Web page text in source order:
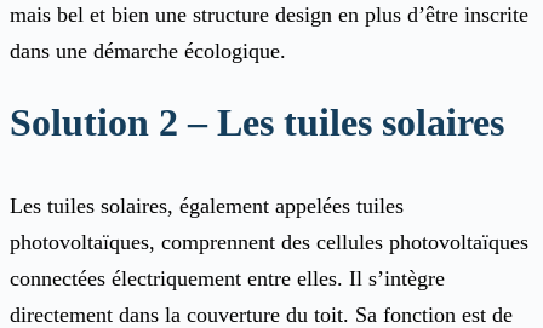
mais bel et bien une structure design en plus d’être inscrite
dans une démarche écologique.
Solution 2 – Les tuiles solaires
Les tuiles solaires, également appelées tuiles
photovoltaïques, comprennent des cellules photovoltaïques
connectées électriquement entre elles. Il s’intègre
directement dans la couverture du toit. Sa fonction est de